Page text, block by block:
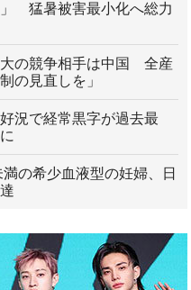
猛暑被害最小化へ総力
の競争相手は中国 全産
の見直しを」
況で経常黒字が過去最
の希少血液型の妊婦、日